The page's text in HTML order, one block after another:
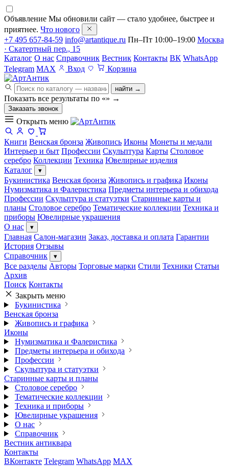
Объявление Мы обновили сайт — стало удобнее, быстрее и
приятнее. Что нового
+7 495 657-84-59 info@artantique.ru Пн–Пт 10:00–19:00 Москва
· Скатертный пер., 15
Каталог О нас Справочник Вестник Контакты ВК WhatsApp
Telegram MAX Вход Корзина
найти →
Показать все результаты по «» →
Заказать звонок
Открыть меню
Книги Венская бронза Живопись Иконы Монеты и медали
Интерьер и быт Профессии Скульптура Карты Столовое
серебро Коллекции Техника Ювелирные изделия
Каталог
▾
Букинистика Венская бронза Живопись и графика Иконы
Нумизматика и Фалеристика Предметы интерьера и обихода
Профессии Скульптура и статуэтки Старинные карты и
планы Столовое серебро Тематические коллекции Техника и
приборы Ювелирные украшения
О нас
▾
Главная Салон-магазин Заказ, доставка и оплата Гарантии
История Отзывы
Справочник
▾
Все разделы Авторы Торговые марки Стили Техники Статьи
Архив
Поиск Контакты
Закрыть меню
Букинистика
Венская бронза
Живопись и графика
Иконы
Нумизматика и Фалеристика
Предметы интерьера и обихода
Профессии
Скульптура и статуэтки
Старинные карты и планы
Столовое серебро
Тематические коллекции
Техника и приборы
Ювелирные украшения
О нас
Справочник
Вестник антиквара
Контакты
ВКонтакте Telegram WhatsApp MAX